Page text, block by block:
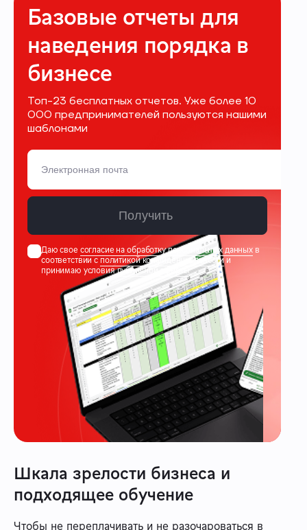
Базовые отчеты для
наведения порядка в
бизнесе
Топ-23 бесплатных отчетов. Уже более 10
000 предпринимателей пользуются нашими
шаблонами
Получить
Даю свое согласие на обработку персональных данных в
соответствии сполитикой конфиденциальностии
принимаю условияпубличной оферты
Шкала зрелости бизнеса и
подходящее обучение
Чтобы не переплачивать и не разочароваться в